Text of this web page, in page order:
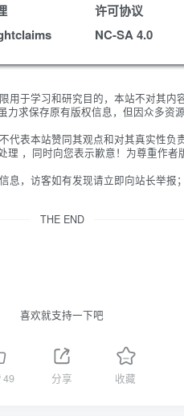
许可协议
NC-SA 4.0
于学习和研究目的，本站不对其内
求保存原有版权信息，但因众多资
代表本站赞同其观点和对其真实性负
，同时向您表示歉意！为尊重作
息，访客如有发现请立即向站长举报
THE END
喜欢就支持一下吧
49 分享 收藏